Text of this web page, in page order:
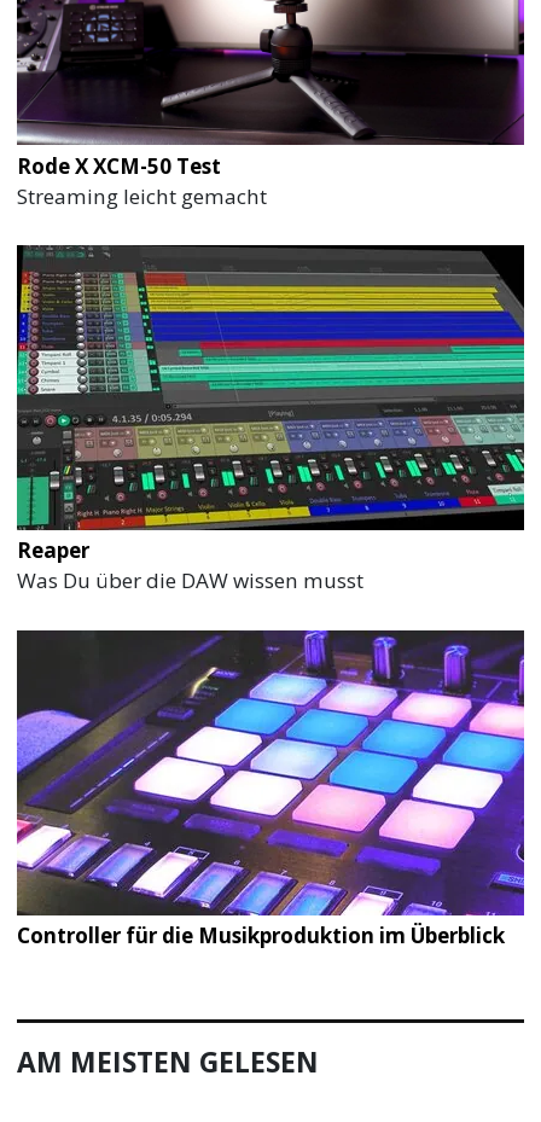
Rode X XCM-50 Test
Streaming leicht gemacht
Reaper
Was Du über die DAW wissen musst
Controller für die Musikproduktion im Überblick
AM MEISTEN GELESEN